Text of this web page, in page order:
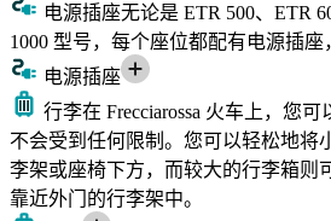
电源插座无论是 ETR 500、ETR
1000 型号，每个座位都配有电源插座
电源插座
行李在 Frecciarossa 火车上，您
不会受到任何限制。您可以轻松地将
李架或座椅下方，而较大的行李箱则
靠近外门的行李架中。